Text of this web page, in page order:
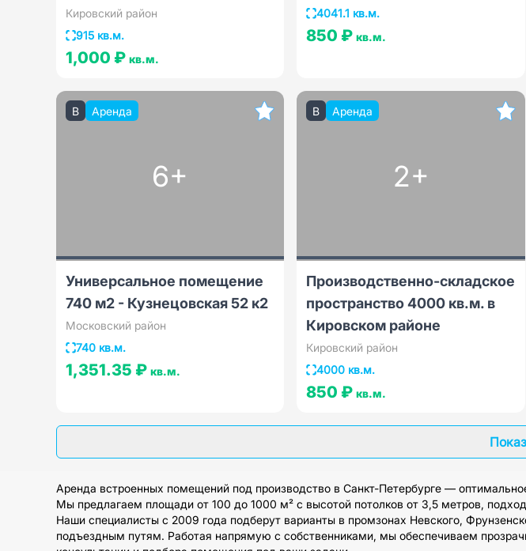
Кировский район
915 кв.м.
1,000 ₽ кв.м.
4041.1 кв.м.
850 ₽кв.м.
B Аренда
6+
Универсальное помещение
740 м2 - Кузнецовская 52 к2
Московский район
740 кв.м.
1,351.35 ₽ кв.м.
B Аренда
2+
Производственно-складское
пространство 4000 кв.м. в
Кировском районе
Кировский район
4000 кв.м.
850 ₽кв.м.
Аренда встроенных помещений под производство в Санкт-Петербурге —
Мы предлагаем площади от 100 до 1000 м² с высотой потолков от 3,5 метров,
Наши специалисты с 2009 года подберут варианты в промзонах Невского,
подъездным путям. Работая напрямую с собственниками, мы обеспечиваем